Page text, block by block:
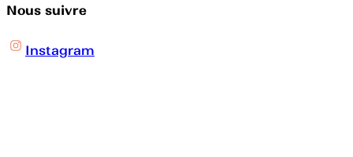
Nous suivre
Instagram